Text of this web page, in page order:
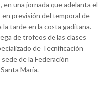
en una jornada que adelanta el
en previsión del temporal de
la tarde en la costa gaditana.
de trofeos de las clases
de Tecnificación
de la Federación
María.